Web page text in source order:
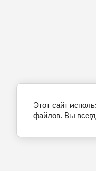
Этот сайт
файлов. Вы